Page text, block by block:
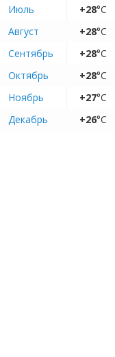
Июль
+28°C
Август
+28°C
Сентябрь
+28°C
Октябрь
+28°C
Ноябрь
+27°C
Декабрь
+26°C